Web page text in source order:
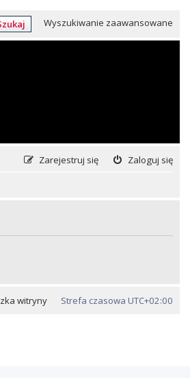
Wyszukiwanie zaawansowane
Zaloguj się
Zarejestruj się
Strefa czasowa UTC+02:00
witryny